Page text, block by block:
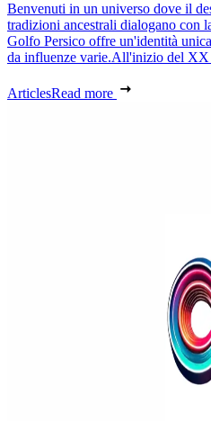
Benvenuti in un universo dove il
tradizioni ancestrali dialogano con
Golfo Persico offre un'identità
da influenze varie.All'inizio del XX
ArticlesRead more